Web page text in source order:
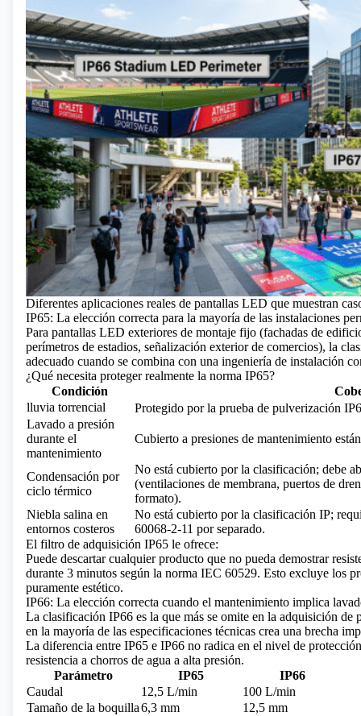
Diferentes aplicaciones reales de pantallas LED que muestran
IP65: La elección correcta para la mayoría de las instalaciones
Para pantallas LED exteriores de montaje fijo (fachadas de
perímetros de estadios, señalización exterior de comercios), la
adecuado cuando se combina con una ingeniería de instalación
¿Qué necesita proteger realmente la norma IP65?
Condición
lluvia torrencial
Protegido por la prueba de pulverización
Lavado a presión
durante el
mantenimiento
Cubierto a presiones de mantenimiento
Condensación por
ciclo térmico
No está cubierto por la clasificación; debe
(ventilaciones de membrana, puertos de
formato).
Niebla salina en
entornos costeros
No está cubierto por la clasificación IP;
60068-2-11 por separado.
El filtro de adquisición IP65 le ofrece:
Puede descartar cualquier producto que no pueda demostrar
durante 3 minutos según la norma IEC 60529. Esto excluye los
puramente estético.
IP66: La elección correcta cuando el mantenimiento implica
La clasificación IP66 es la que más se omite en la adquisición de
en la mayoría de las especificaciones técnicas crea una brecha
La diferencia entre IP65 e IP66 no radica en el nivel de
resistencia a chorros de agua a alta presión.
Parámetro
IP65
IP66
Caudal
12,5 L/min
100 L/min
Tamaño de la boquilla6,3 mm
12,5 mm